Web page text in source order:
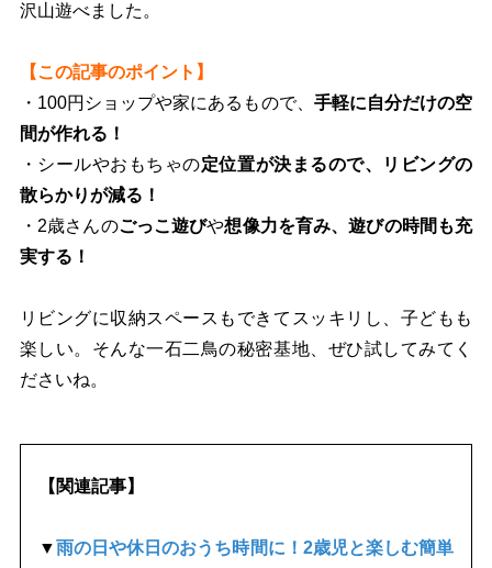
沢山遊べました。
【この記事のポイント】
・100円ショップや家にあるもので、 手軽に自分だけの空
間が作れる！
・シールやおもちゃの定位置が決まるので、リビングの
散らかりが減る！
・2歳さんのごっこ遊びや想像力を育み、遊びの時間も充
実する！
リビングに収納スペースもできてスッキリし、子どもも
楽しい。そんな一石二鳥の秘密基地、ぜひ試してみてく
ださいね。
【関連記事】
▼雨の日や休日のおうち時間に！2歳児と楽しむ簡単